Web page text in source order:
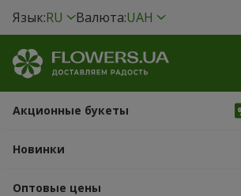
Язык:RU Валюта:UAH
Акционные букеты
Новинки
Оптовые цены